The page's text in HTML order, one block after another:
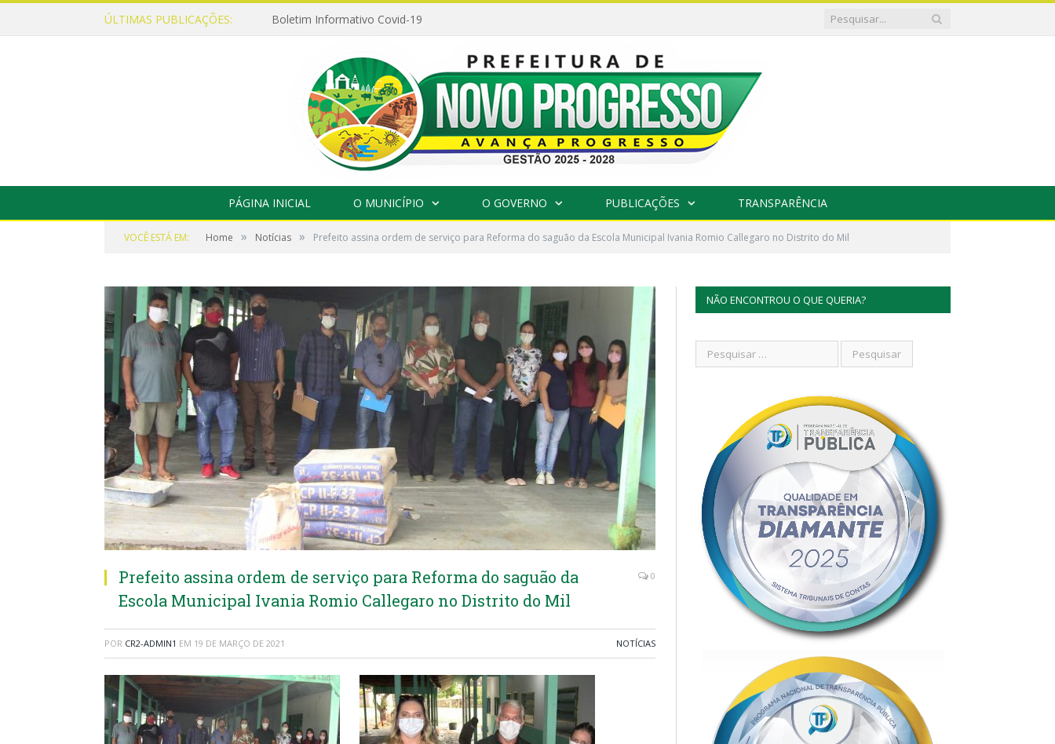
ÚLTIMAS PUBLICAÇÕES: Boletim Informativo Covid-19
PÁGINA INICIAL O MUNICÍPIO O GOVERNO PUBLICAÇÕES TRANSPARÊNCIA
VOCÊ ESTÁ EM: Home » Notícias » Prefeito assina ordem de serviço para Reforma do saguão da Escola Municipal Ivania Romio Callegaro no Distrito do Mil
Prefeito assina ordem de serviço para Reforma do saguão da
Escola Municipal Ivania Romio Callegaro no Distrito do Mil
0
POR CR2-ADMIN1 EM 19 DE MARÇO DE 2021 NOTÍCIAS
NÃO ENCONTROU O QUE QUERIA?